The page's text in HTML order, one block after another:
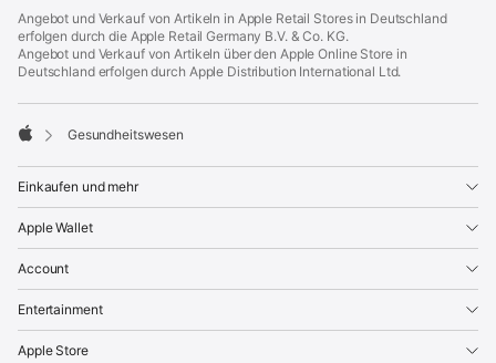
Angebot und Verkauf von Artikeln in Apple Retail Stores in Deutschland
erfolgen durch die Apple Retail Germany B.V. & Co. KG.
Angebot und Verkauf von Artikeln über den Apple Online Store in
Deutschland erfolgen durch Apple Distribution International Ltd.

Gesund­heitswesen
Einkaufen und mehr
Apple Wallet
Account
Entertainment
Apple Store